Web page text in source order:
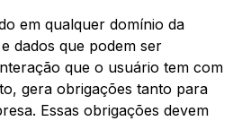
em qualquer domínio da
dados que podem ser
que o usuário tem com
gera obrigações tanto para
Essas obrigações devem